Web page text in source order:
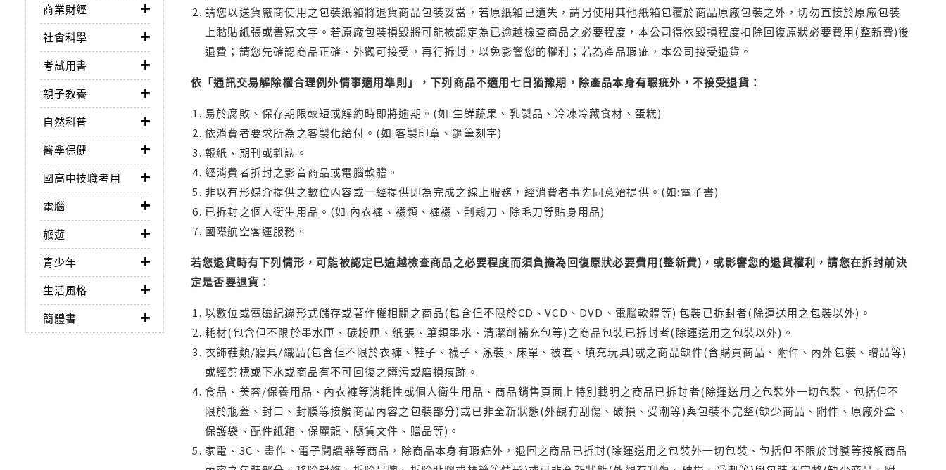
商業財經
社會科學
考試用書
親子教養
自然科普
醫學保健
國高中技職考用
電腦
旅遊
青少年
生活風格
簡體書
請您以送貨廠商使用之包裝紙箱將退貨商品包裝妥當，若原紙箱已遺失，請另使用其他紙箱包覆於商品原廠包裝之外，切勿直接於原廠包裝
上黏貼紙張或書寫文字。若原廠包裝損毀將可能被認定為已逾越檢查商品之必要程度，本公司得依毀損程度扣除回復原狀必要費用(整新費)後
退費；請您先確認商品正確、外觀可接受，再行拆封，以免影響您的權利；若為產品瑕疵，本公司接受退貨。
依「通訊交易解除權合理例外情事適用準則」，下列商品不適用七日猶豫期，除產品本身有瑕疵外，不接受退貨：
易於腐敗、保存期限較短或解約時即將逾期。(如:生鮮蔬果、乳製品、冷凍冷藏食材、蛋糕)
依消費者要求所為之客製化給付。(如:客製印章、鋼筆刻字)
報紙、期刊或雜誌。
經消費者拆封之影音商品或電腦軟體。
非以有形媒介提供之數位內容或一經提供即為完成之線上服務，經消費者事先同意始提供。(如:電子書)
已拆封之個人衛生用品。(如:內衣褲、襪類、褲襪、刮鬍刀、除毛刀等貼身用品)
國際航空客運服務。
若您退貨時有下列情形，可能被認定已逾越檢查商品之必要程度而須負擔為回復原狀必要費用(整新費)，或影響您的退貨權利，請您在拆封前決
定是否要退貨：
以數位或電磁紀錄形式儲存或著作權相關之商品(包含但不限於CD、VCD、DVD、電腦軟體等) 包裝已拆封者(除運送用之包裝以外)。
耗材(包含但不限於墨水匣、碳粉匣、紙張、筆類墨水、清潔劑補充包等)之商品包裝已拆封者(除運送用之包裝以外)。
衣飾鞋類/寢具/織品(包含但不限於衣褲、鞋子、襪子、泳裝、床單、被套、填充玩具)或之商品缺件(含購買商品、附件、內外包裝、贈品等)
或經剪標或下水或商品有不可回復之髒污或磨損痕跡。
食品、美容/保養用品、內衣褲等消耗性或個人衛生用品、商品銷售頁面上特別載明之商品已拆封者(除運送用之包裝外一切包裝、包括但不
限於瓶蓋、封口、封膜等接觸商品內容之包裝部分)或已非全新狀態(外觀有刮傷、破損、受潮等)與包裝不完整(缺少商品、附件、原廠外盒、
保護袋、配件紙箱、保麗龍、隨貨文件、贈品等)。
家電、3C、畫作、電子閱讀器等商品，除商品本身有瑕疵外，退回之商品已拆封(除運送用之包裝外一切包裝、包括但不限於封膜等接觸商品